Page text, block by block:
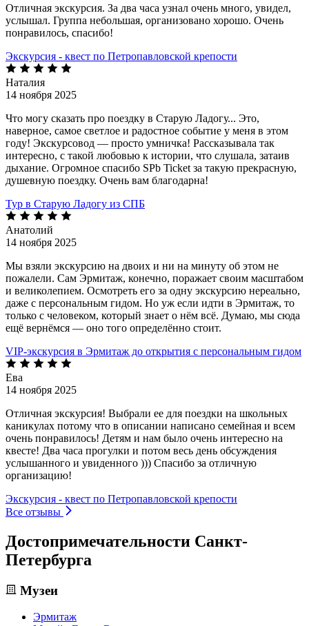
Отличная экскурсия. За два часа узнал очень много, увидел,
услышал. Группа небольшая, организовано хорошо. Очень
понравилось, спасибо!
Экскурсия - квест по Петропавловской крепости
Наталия
14 ноября 2025
Что могу сказать про поездку в Старую Ладогу... Это,
наверное, самое светлое и радостное событие у меня в этом
году! Экскурсовод — просто умничка! Рассказывала так
интересно, с такой любовью к истории, что слушала, затаив
дыхание. Огромное спасибо SPb Ticket за такую прекрасную,
душевную поездку. Очень вам благодарна!
Тур в Старую Ладогу из СПБ
Анатолий
14 ноября 2025
Мы взяли экскурсию на двоих и ни на минуту об этом не
пожалели. Сам Эрмитаж, конечно, поражает своим масштабом
и великолепием. Осмотреть его за одну экскурсию нереально,
даже с персональным гидом. Но уж если идти в Эрмитаж, то
только с человеком, который знает о нём всё. Думаю, мы сюда
ещё вернёмся — оно того определённо стоит.
VIP-экскурсия в Эрмитаж до открытия с персональным гидом
Ева
14 ноября 2025
Отличная экскурсия! Выбрали ее для поездки на школьных
каникулах потому что в описании написано семейная и всем
очень понравилось! Детям и нам было очень интересно на
квесте! Два часа прогулки и потом весь день обсуждения
услышанного и увиденного ))) Спасибо за отличную
организацию!
Экскурсия - квест по Петропавловской крепости
Все отзывы
Достопримечательности Санкт-
Петербурга
Музеи
Эрмитаж